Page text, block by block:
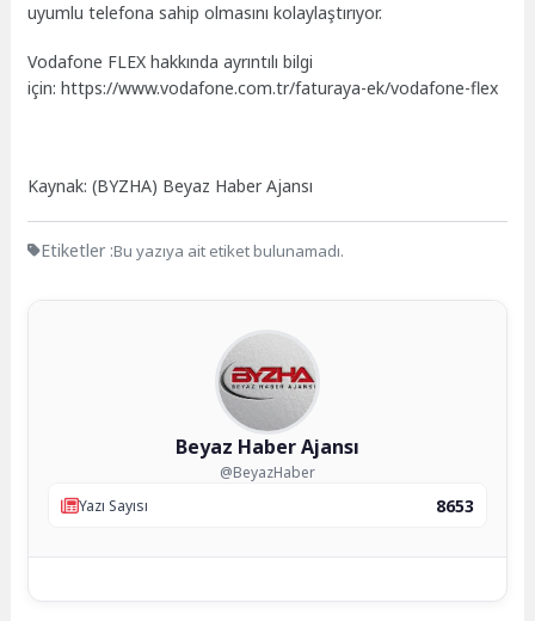
uyumlu telefona sahip olmasını kolaylaştırıyor.
Vodafone FLEX hakkında ayrıntılı bilgi
için: https://www.vodafone.com.tr/faturaya-ek/vodafone-flex
Kaynak: (BYZHA) Beyaz Haber Ajansı
Etiketler :Bu yazıya ait etiket bulunamadı.
Beyaz Haber Ajansı
@BeyazHaber
Yazı Sayısı
8653